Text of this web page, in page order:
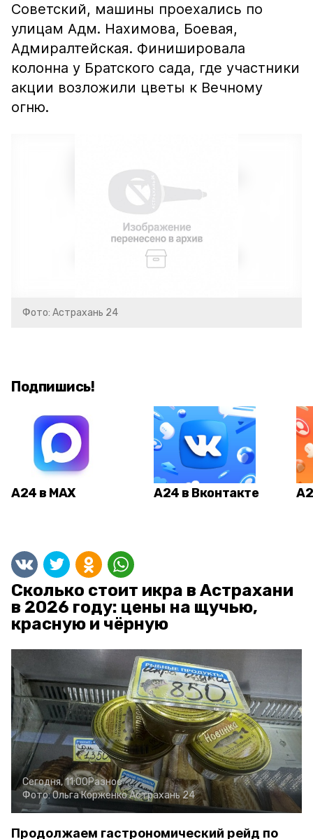
Советский, машины проехались по
улицам Адм. Нахимова, Боевая,
Адмиралтейская. Финишировала
колонна у Братского сада, где участники
акции возложили цветы к Вечному
огню.
Фото: Астрахань 24
Подпишись!
А24 в MAX А24 в Вконтакте
Сколько стоит икра в Астрахани
в 2026 году: цены на щучью,
красную и чёрную
Сегодня, 11:00Разное
Фото:Ольга КорженкоАстрахань 24
Продолжаем гастрономический рейд по